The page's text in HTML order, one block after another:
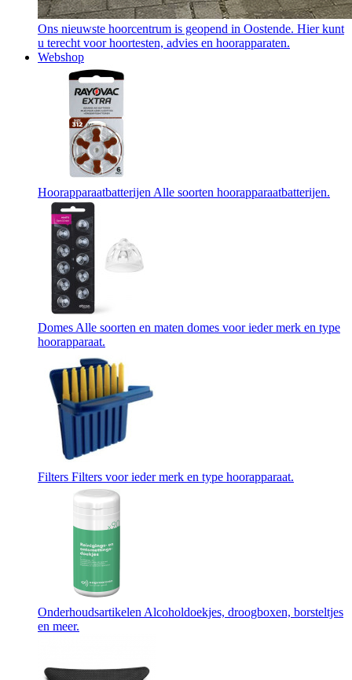
Ons nieuwste hoorcentrum is geopend in Oostende. Hier kunt
u terecht voor hoortesten, advies en hoorapparaten.
Webshop
Hoorapparaatbatterijen Alle soorten hoorapparaatbatterijen.
Domes Alle soorten en maten domes voor ieder merk en type
hoorapparaat.
Filters Filters voor ieder merk en type hoorapparaat.
Onderhoudsartikelen Alcoholdoekjes, droogboxen, borsteltjes
en meer.